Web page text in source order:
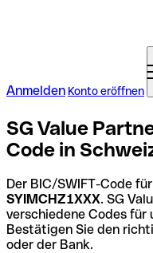
Anmelden Konto eröffnen
SG Value
Code in
Der BIC/SWIFT-Code
SYIMCHZ1XXX. SG
verschiedene Codes für
Bestätigen Sie den
oder der Bank.